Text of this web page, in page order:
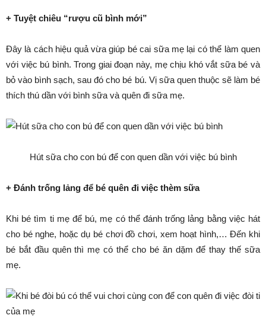
+ Tuyệt chiêu “rượu cũ bình mới”
Đây là cách hiệu quả vừa giúp bé cai sữa mẹ lại có thể làm quen
với việc bú bình. Trong giai đoạn này, mẹ chịu khó vắt sữa bé và
bỏ vào bình sạch, sau đó cho bé bú. Vị sữa quen thuộc sẽ làm bé
thích thú dần với bình sữa và quên đi sữa mẹ.
Hút sữa cho con bú để con quen dần với việc bú bình
+ Đánh trống lảng để bé quên đi việc thèm sữa
Khi bé tìm ti mẹ để bú, mẹ có thể đánh trống lảng bằng việc hát
cho bé nghe, hoặc dụ bé chơi đồ chơi, xem hoạt hình,… Đến khi
bé bắt đầu quên thì mẹ có thể cho bé ăn dặm để thay thế sữa
mẹ.